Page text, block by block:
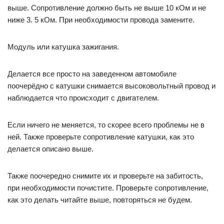
выше. Сопротивление должно быть не выше 10 кОм и не
ниже 3. 5 кОм. При необходимости провода замените.
Модуль или катушка зажигания.
Делается все просто на заведенном автомобиле
поочерёдно с катушки снимается высоковольтный провод и
наблюдается что происходит с двигателем.
Если ничего не меняется, то скорее всего проблемы не в
ней. Также проверьте сопротивление катушки, как это
делается описано выше.
Также поочередно снимите их и проверьте на забитость,
при необходимости почистите. Проверьте сопротивление,
как это делать читайте выше, повторяться не будем.